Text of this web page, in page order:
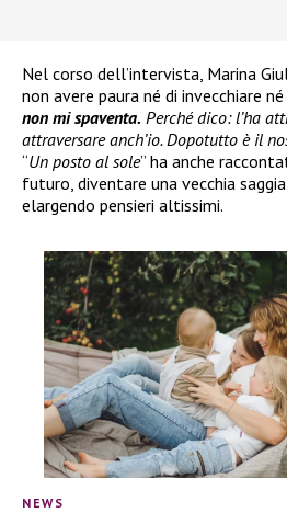
Nel corso dell’intervista, Marina
non avere paura né di invecchiare
non mi spaventa. Perché dico: l’ha
attraversare anch’io. Dopotutto è il
“Un posto al sole” ha anche
futuro, diventare una vecchia
elargendo pensieri altissimi.
NEWS